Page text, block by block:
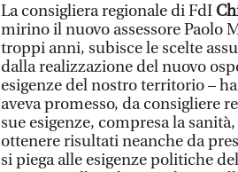
La consigliera regionale di FdI
mirino il nuovo assessore Paolo
troppi anni, subisce le scelte
dalla realizzazione del nuovo
esigenze del nostro territorio –
aveva promesso, da consigliere
sue esigenze, compresa la
ottenere risultati neanche da
si piega alle esigenze politiche